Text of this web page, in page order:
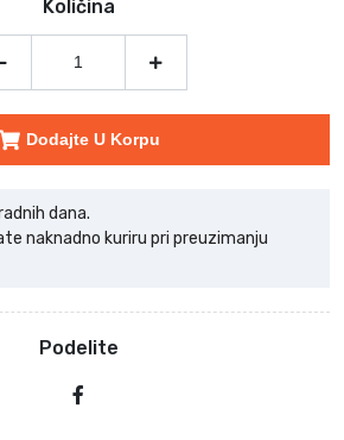
Količina
Dodajte U Korpu
dana.
naknadno kuriru pri preuzimanju
Podelite